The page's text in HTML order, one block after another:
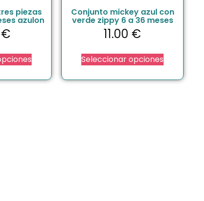
piezas
azulon
€
Conjunto mickey azul con
verde zippy 6 a 36 meses
11.00 €
Seleccionar opciones